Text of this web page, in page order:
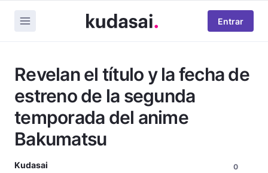
Entrar
Revelan el título y la fecha de
estreno de la segunda
temporada del anime
Bakumatsu
Kudasai 0